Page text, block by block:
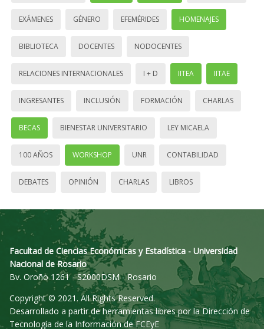
EXÁMENES GÉNERO EFEMÉRIDES HOMENAJES
BIBLIOTECA DOCENTES NODOCENTES
RELACIONES INTERNACIONALES I + D IITEA IITAE
INGRESANTES INCLUSIÓN FORMACIÓN CHARLAS
BECAS BIENESTAR UNIVERSITARIO LEY MICAELA
100 AÑOS WORKSHOP UNR CONTABILIDAD
DEBATES OPINIÓN CHARLAS LIBROS
Facultad de Ciencias Económicas y Estadística - Universidad
Nacional de Rosario
Bv. Oroño 1261 - S2000DSM - Rosario
Copyright © 2021. All Rights Reserved.
Desarrollado a partir de herramientas libres por la Dirección de
Tecnología de la Información de FCEyE